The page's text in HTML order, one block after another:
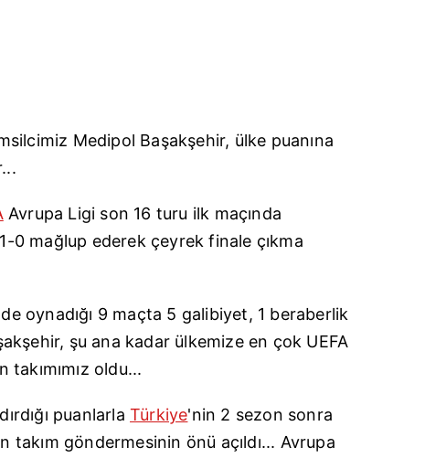
Medipol Başakşehir, ülke puanına
Avrupa Ligi son 16 turu ilk maçında
1-0 mağlup ederek çeyrek finale çıkma
oynadığı 9 maçta 5 galibiyet, 1 beraberlik
, şu ana kadar ülkemize en çok UEFA
takımımız oldu...
puanlarlaTürkiye'nin 2 sezon sonra
takım göndermesinin önü açıldı... Avrupa